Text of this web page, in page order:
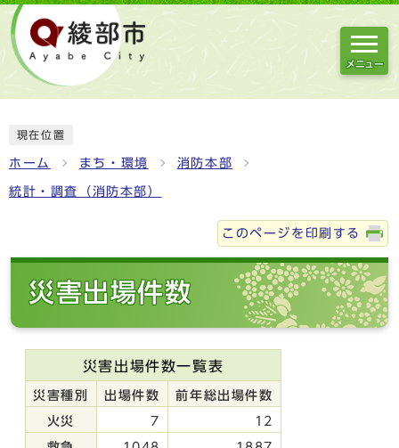
メニュー
現在位置
ホーム まち・環境 消防本部
統計・調査（消防本部）
このページを印刷する
災害出場件数
災害出場件数一覧表
災害種別 出場件数 前年総出場件数
火災 7 12